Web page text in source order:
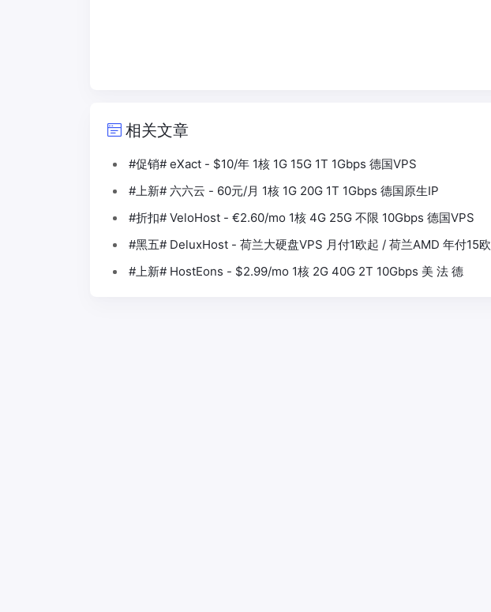
相关文章
#促销# eXact - $10/年 1核 1G 15G 1T 1Gbps 德国VPS
#上新# 六六云 - 60元/月 1核 1G 20G 1T 1Gbps 德国原生IP
#折扣# VeloHost - €2.60/mo 1核 4G 25G 不限 10Gbps 德国VPS
#黑五# DeluxHost - 荷兰大硬盘VPS 月付1欧起 / 荷兰AMD 年付15欧
#上新# HostEons - $2.99/mo 1核 2G 40G 2T 10Gbps 美 法 德